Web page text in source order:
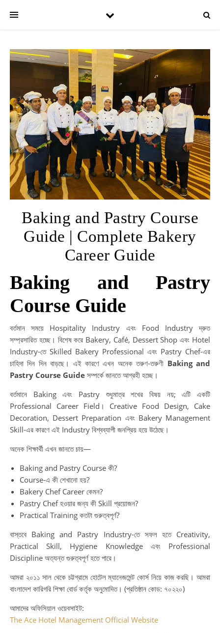
Baking and Pastry Course
Guide | Complete Bakery
Career Guide
Baking and Pastry
Course Guide
বর্তমান সময়ে Hospitality Industry এবং Food Industry দ্রুত
সম্প্রসারিত হচ্ছে। বিশেষ করে Bakery, Café, Dessert Shop এবং Hotel
Industry-তে Skilled Bakery Professional এবং Pastry Chef-এর
চাহিদা দিন দিন বাড়ছে। এই কারণে এখন অনেক তরুণ-তরুণী Baking and
Pastry Course Guide সম্পর্কে জানতে আগ্রহী হচ্ছে।
বর্তমানে Baking এবং Pastry শুধুমাত্র শখের বিষয় নয়; এটি একটি
Professional Career Field। Creative Food Design, Cake
Decoration, Dessert Preparation এবং Bakery Management
Skill-এর কারণে এই Industry বিশ্বব্যাপী জনপ্রিয় হয়ে উঠেছে।
অনেক শিক্ষার্থী এখন জানতে চায়—
Baking and Pastry Course কী?
Course-এ কী শেখানো হয়?
Bakery Chef Career কেমন?
Pastry Chef হওয়ার জন্য কী Skill প্রয়োজন?
Practical Training কতটা গুরুত্বপূর্ণ?
বাস্তবে Baking and Pastry Industry-তে সফল হতে Creativity,
Practical Skill, Hygiene Knowledge এবং Professional
Discipline অত্যন্ত গুরুত্বপূর্ণ হতে পারে।
আমরা ২০১১ সাল থেকে চট্টগ্রামে হোটেল ম্যানেজমেন্ট কোর্স নিয়ে কাজ করছি। আমরা
বাংলাদেশ কারিগরি শিক্ষা বোর্ড কর্তৃক অনুমোদিত। (প্রতিষ্ঠান কোড: ৭০২২০)
আমাদের অফিসিয়াল ওয়েবসাইট:
The Ace Hotel Management Official Website